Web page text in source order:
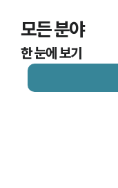
모든 분야
한 눈에 보기